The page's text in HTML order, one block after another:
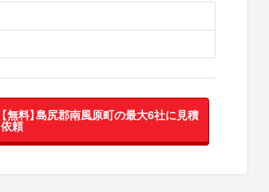
【無料】島尻郡南風原町の最大6社に見積
依頼